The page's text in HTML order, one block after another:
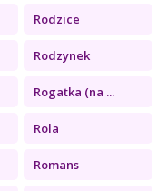
Rodzice
Rodzynek
Rogatka (na ...
Rola
Romans